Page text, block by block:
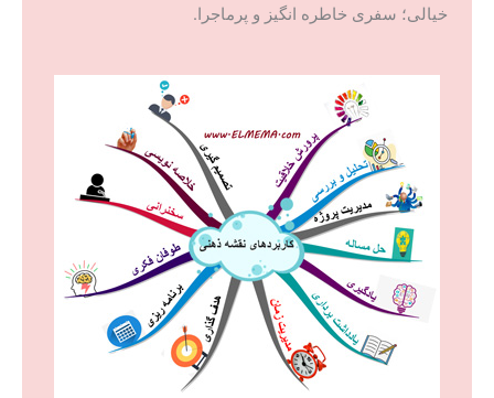
خیالی؛ سفری خاطره انگیز و پرماجرا.